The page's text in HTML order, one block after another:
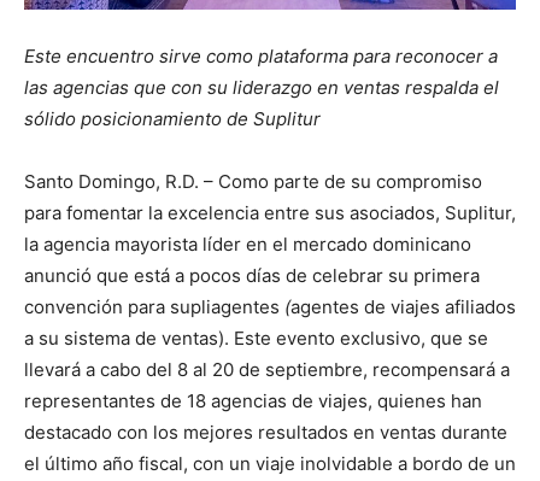
Este encuentro sirve como plataforma para reconocer a
las agencias que con su liderazgo en ventas respalda el
sólido posicionamiento de Suplitur
Santo Domingo, R.D. – Como parte de su compromiso
para fomentar la excelencia entre sus asociados, Suplitur,
la agencia mayorista líder en el mercado dominicano
anunció que está a pocos días de celebrar su primera
convención para supliagentes (agentes de viajes afiliados
a su sistema de ventas). Este evento exclusivo, que se
llevará a cabo del 8 al 20 de septiembre, recompensará a
representantes de 18 agencias de viajes, quienes han
destacado con los mejores resultados en ventas durante
el último año fiscal, con un viaje inolvidable a bordo de un